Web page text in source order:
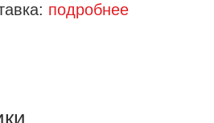
подробнее